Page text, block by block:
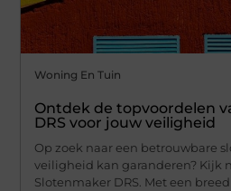
Woning En Tuin
Ontdek de topvoordelen
DRS voor jouw veiligheid
Op zoek naar een betrouwbare
veiligheid kan garanderen? Kijk
Slotenmaker DRS. Met een breed